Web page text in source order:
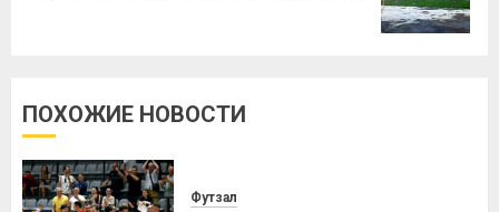
ПОХОЖИЕ НОВОСТИ
Футзал